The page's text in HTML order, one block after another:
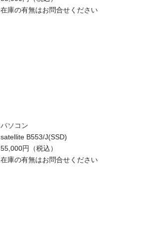
在庫の有無はお問合せください
パソコン
satellite B553/J(SSD)
55,000円（税込）
在庫の有無はお問合せください